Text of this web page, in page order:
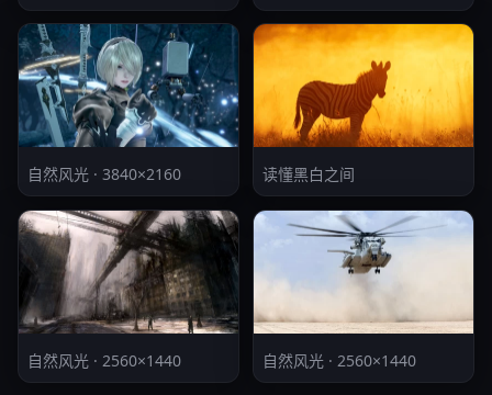
自然风光 · 3840×2160 读懂黑白之间
自然风光 · 2560×1440 自然风光 · 2560×1440